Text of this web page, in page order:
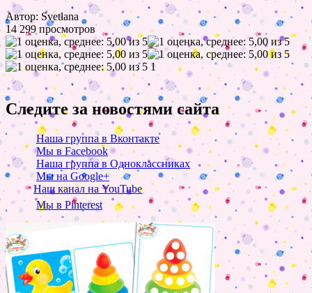
Автор: Svetlana
14 299 просмотров
1
Следите за новостями сайта
Наша группа в Вконтакте
Мы в Facebook
Наша группа в Одноклассниках
Мы на Google+
Наш канал на YouTube
Мы в Pinterest